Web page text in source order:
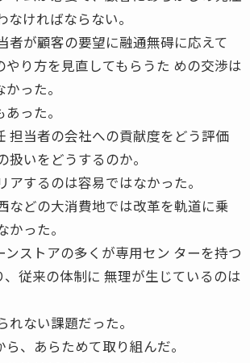
ければならない。
者が顧客の要望に融通無碍に応えて
やり方を見直してもらうた めの交渉は
った。
った。
担当者の会社への貢献度をどう評価
扱いをどうするのか。
アするのは容易ではなかった。
などの大消費地では改革を軌道に乗
った。
ストアの多くが専用セン ターを持つ
、従来の体制に 無理が生じているのは
れない課題だった。
、あらためて取り組んだ。